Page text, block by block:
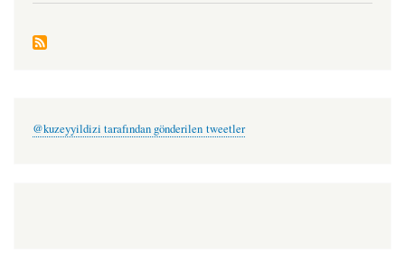
@kuzeyyildizi tarafından gönderilen tweetler